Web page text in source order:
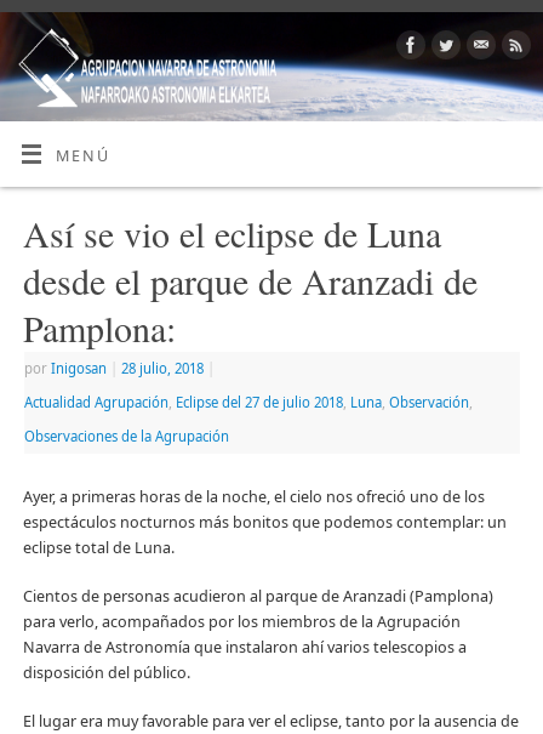
MENÚ
Así se vio el eclipse de Luna
desde el parque de Aranzadi de
Pamplona:
por Inigosan 28 julio, 2018
Actualidad Agrupación Eclipse del 27 de julio 2018, Luna, Observación
Observaciones de la Agrupación
Ayer, a primeras horas de la noche, el cielo nos ofreció uno de los
espectáculos nocturnos más bonitos que podemos contemplar: un
eclipse total de Luna.
Cientos de personas acudieron al parque de Aranzadi (Pamplona)
para verlo, acompañados por los miembros de la Agrupación
Navarra de Astronomía que instalaron ahí varios telescopios a
disposición del público.
El lugar era muy favorable para ver el eclipse, tanto por la ausencia de